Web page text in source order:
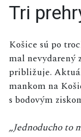
Tri
Košice sú po
mal nevydarený
približuje.
mankom na
s bodovým
„Jednoducho to